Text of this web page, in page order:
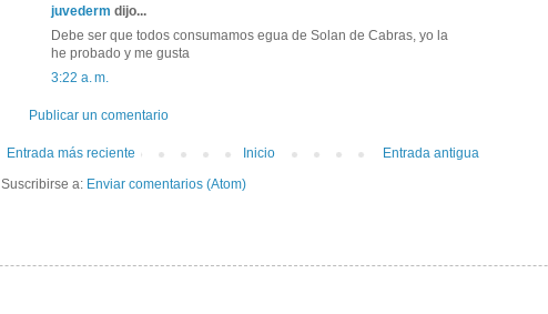
juvederm dijo...
Debe ser que todos consumamos egua de Solan de Cabras, yo la
he probado y me gusta
3:22 a. m.
Publicar un comentario
Entrada más reciente Entrada antigua
Inicio
Suscribirse a: Enviar comentarios (Atom)